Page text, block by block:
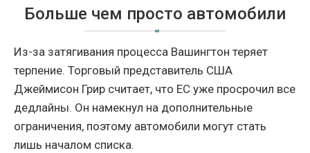
Больше чем просто автомобили
Из-за затягивания процесса Вашингтон теряет
терпение. Торговый представитель США
Джеймисон Грир считает, что ЕС уже просрочил все
дедлайны. Он намекнул на дополнительные
ограничения, поэтому автомобили могут стать
лишь началом списка.